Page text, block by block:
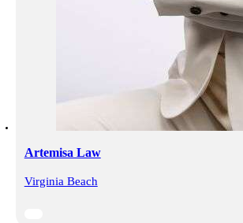
Artemisa Law
Virginia Beach